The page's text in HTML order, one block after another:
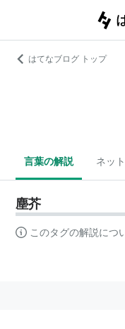
はてなブログ トップ
言葉の解説 ネッ
塵芥
このタグの解説につ